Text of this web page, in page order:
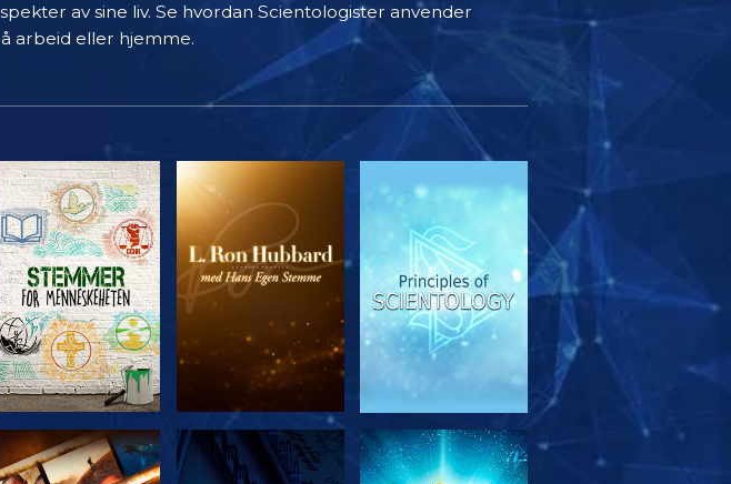
av sine liv. Se hvordan Scientologister anvender
arbeid eller hjemme.